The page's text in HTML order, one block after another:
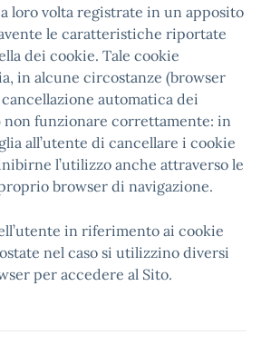
loro volta registrate in un apposito
le caratteristiche riportate
dei cookie. Tale cookie
in alcune circostanze (browser
automatica dei
non funzionare correttamente: in
all’utente di cancellare i cookie
l’utilizzo anche attraverso le
browser di navigazione.
in riferimento ai cookie
nel caso si utilizzino diversi
per accedere al Sito.